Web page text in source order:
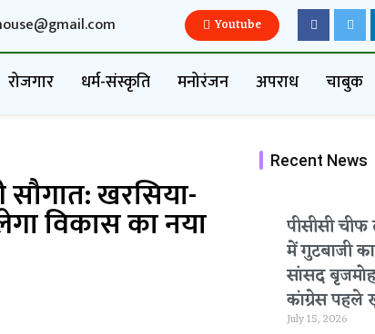
Youtube
रोजगार धर्म-संस्कृति मनोरंजन अपराध चाबुक
खरसिया-
विकास का नया
Recent News
पीसीसी
में गुटबाजी
सांसद
कांग्रेस
July 15, 2026